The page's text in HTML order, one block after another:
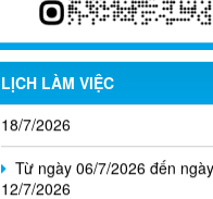
LỊCH LÀM VIỆC
Từ ngày 20/7/2026 đến ngày
26/7/2026
Từ ngày 13/7/2026 đến ngày
18/7/2026
Từ ngày 06/7/2026 đến ngày
12/7/2026